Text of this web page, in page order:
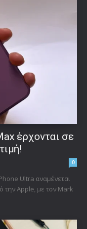
έρχονται σε
0
Ultra αναμένεται
την Apple, με τον Mark